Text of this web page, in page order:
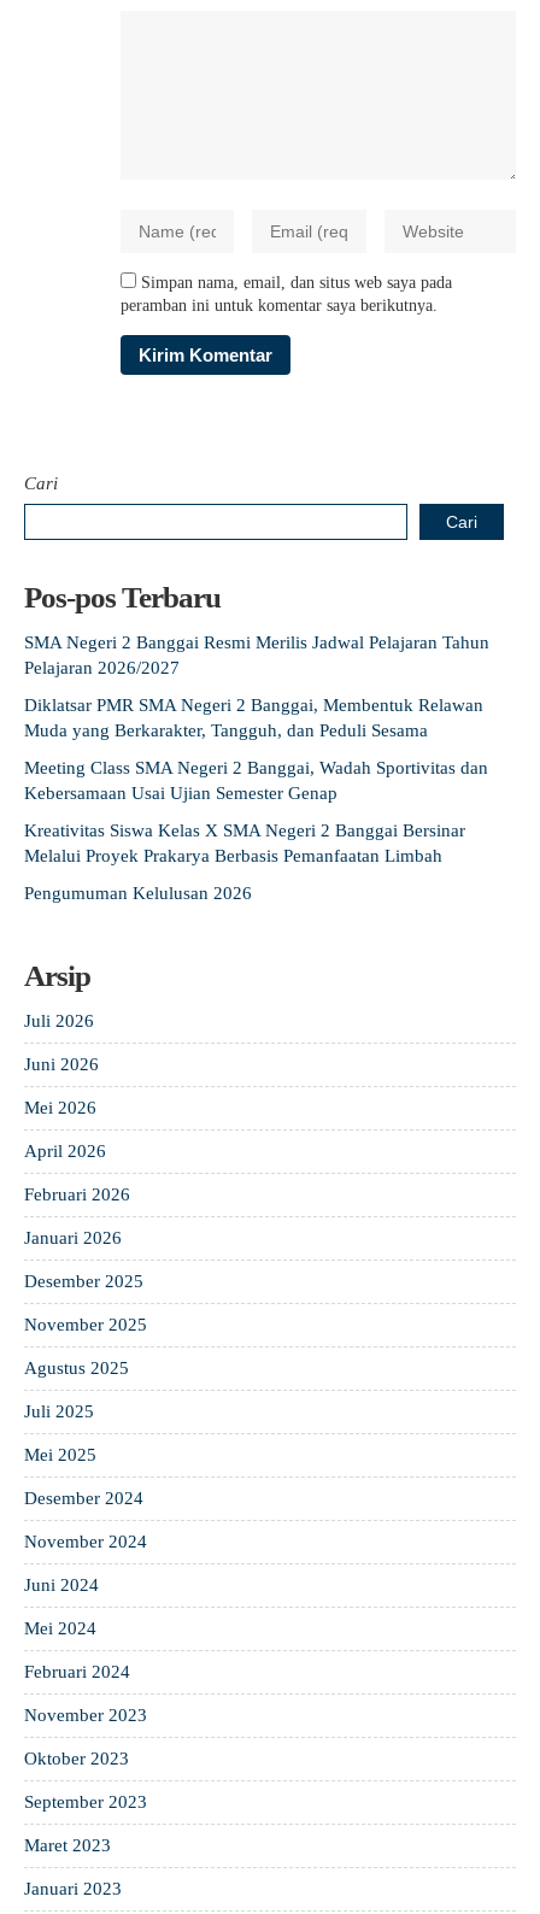
Simpan nama, email, dan situs web saya pada
peramban ini untuk komentar saya berikutnya.
Cari
Cari
Pos-pos Terbaru
SMA Negeri 2 Banggai Resmi Merilis Jadwal Pelajaran Tahun
Pelajaran 2026/2027
Diklatsar PMR SMA Negeri 2 Banggai, Membentuk Relawan
Muda yang Berkarakter, Tangguh, dan Peduli Sesama
Meeting Class SMA Negeri 2 Banggai, Wadah Sportivitas dan
Kebersamaan Usai Ujian Semester Genap
Kreativitas Siswa Kelas X SMA Negeri 2 Banggai Bersinar
Melalui Proyek Prakarya Berbasis Pemanfaatan Limbah
Pengumuman Kelulusan 2026
Arsip
Juli 2026
Juni 2026
Mei 2026
April 2026
Februari 2026
Januari 2026
Desember 2025
November 2025
Agustus 2025
Juli 2025
Mei 2025
Desember 2024
November 2024
Juni 2024
Mei 2024
Februari 2024
November 2023
Oktober 2023
September 2023
Maret 2023
Januari 2023